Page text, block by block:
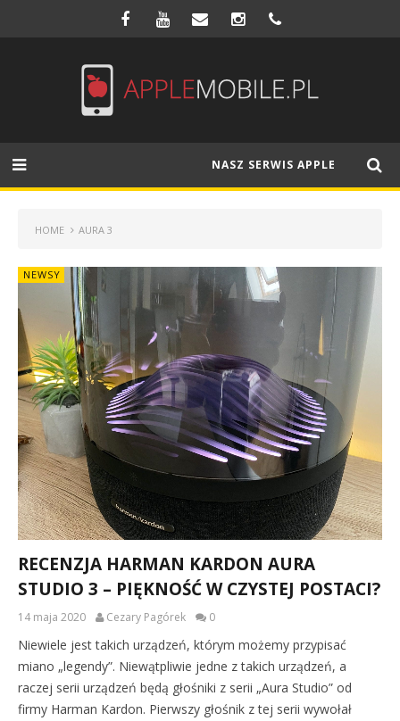
NASZ SERWIS APPLE
HOME AURA 3
NEWSY
RECENZJA HARMAN KARDON AURA
STUDIO 3 – PIĘKNOŚĆ W CZYSTEJ POSTACI?
14 maja 2020 Cezary Pagórek 0
Niewiele jest takich urządzeń, którym możemy przypisać
miano „legendy”. Niewątpliwie jedne z takich urządzeń, a
raczej serii urządzeń będą głośniki z serii „Aura Studio” od
firmy Harman Kardon. Pierwszy głośnik z tej serii wywołał